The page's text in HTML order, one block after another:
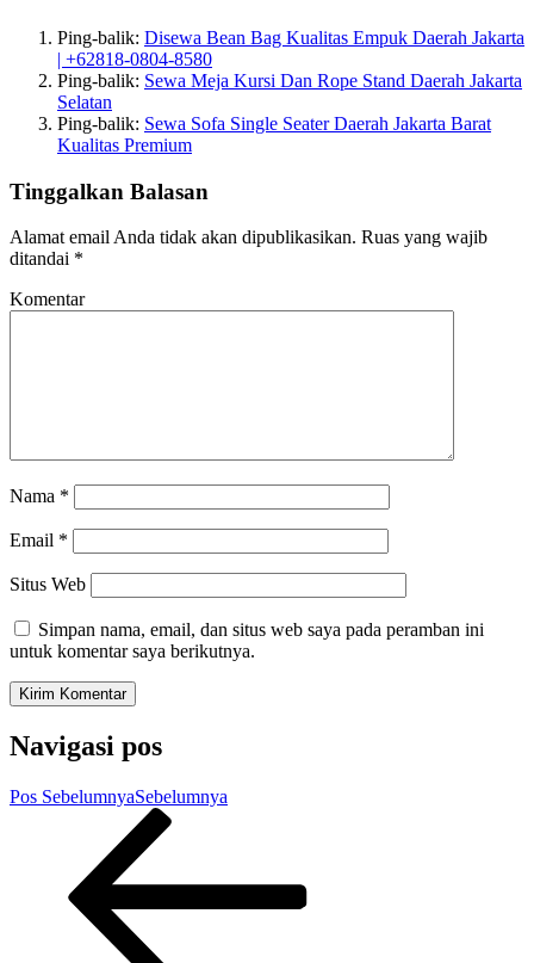
Ping-balik: Disewa Bean Bag Kualitas Empuk Daerah Jakarta
| +62818-0804-8580
Ping-balik: Sewa Meja Kursi Dan Rope Stand Daerah Jakarta
Selatan
Ping-balik: Sewa Sofa Single Seater Daerah Jakarta Barat
Kualitas Premium
Tinggalkan Balasan
Alamat email Anda tidak akan dipublikasikan. Ruas yang wajib
ditandai *
Komentar
Nama *
Email *
Situs Web
Simpan nama, email, dan situs web saya pada peramban ini
untuk komentar saya berikutnya.
Navigasi pos
Pos SebelumnyaSebelumnya